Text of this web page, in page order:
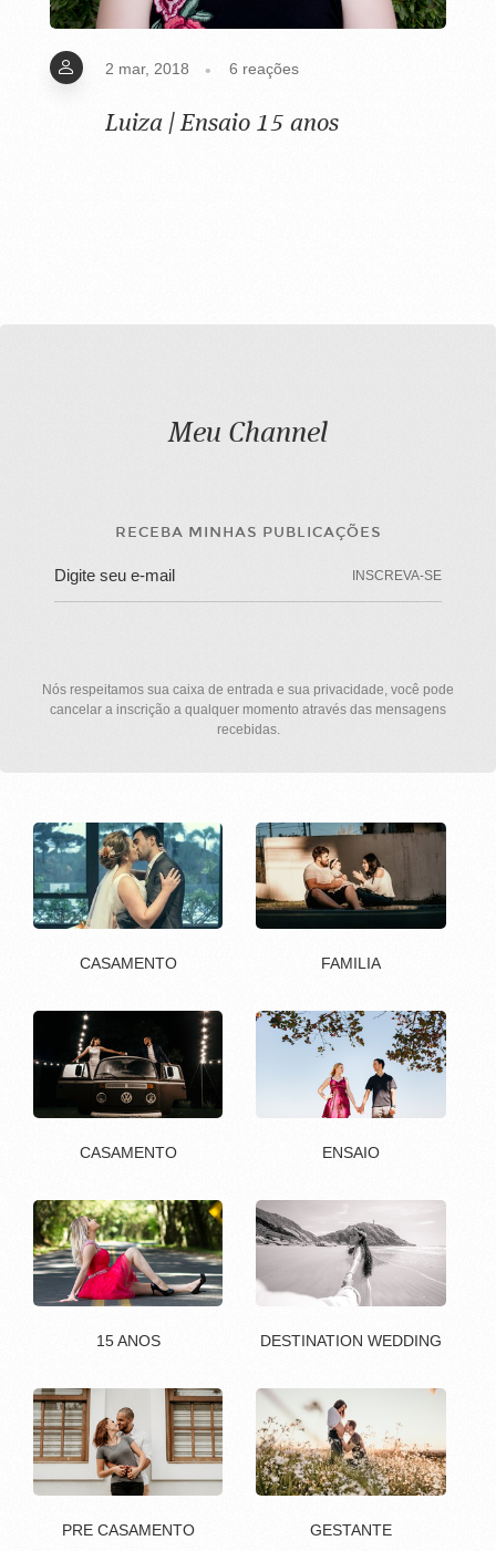
2 mar, 2018 6 reações
Luiza | Ensaio 15 anos
Meu Channel
RECEBA MINHAS PUBLICAÇÕES
INSCREVA-SE
Nós respeitamos sua caixa de entrada e sua privacidade, você pode
cancelar a inscrição a qualquer momento através das mensagens
recebidas.
CASAMENTO FAMILIA
CASAMENTO ENSAIO
15 ANOS DESTINATION WEDDING
PRE CASAMENTO GESTANTE